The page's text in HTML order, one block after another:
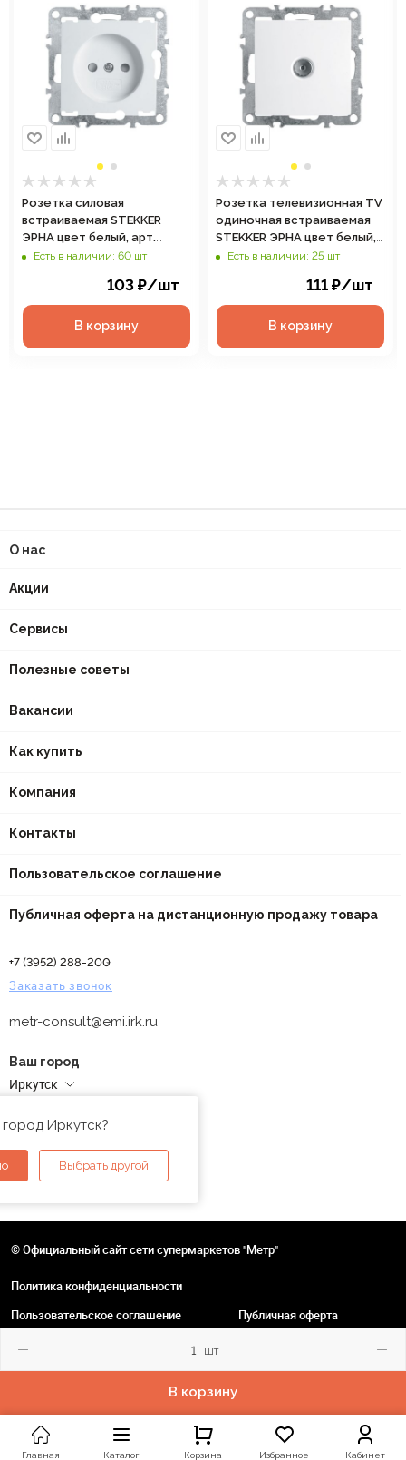
шт
В корзину
Розетка силовая
встраиваемая STEKKER
ЭРНА цвет белый, арт.
39316
Есть в наличии: 60 шт
103 ₽/шт
В корзину
Розетка телевизионная TV
одиночная встраиваемая
STEKKER ЭРНА цвет белый,
арт. 39315
Есть в наличии: 25 шт
111 ₽/шт
В корзину
О нас
Акции
Сервисы
Полезные советы
Вакансии
Как купить
Компания
Контакты
Пользовательское соглашение
Публичная оферта на дистанционную продажу товара
+7 (3952) 288-200
Заказать звонок
metr-consult@emi.irk.ru
Ваш город
Иркутск
Иркутск?
Выбрать другой
© Официальный сайт сети супермаркетов "Метр"
Политика конфиденциальности
Пользовательское соглашение
Публичная оферта
Главная Каталог Корзина Избранное Кабинет